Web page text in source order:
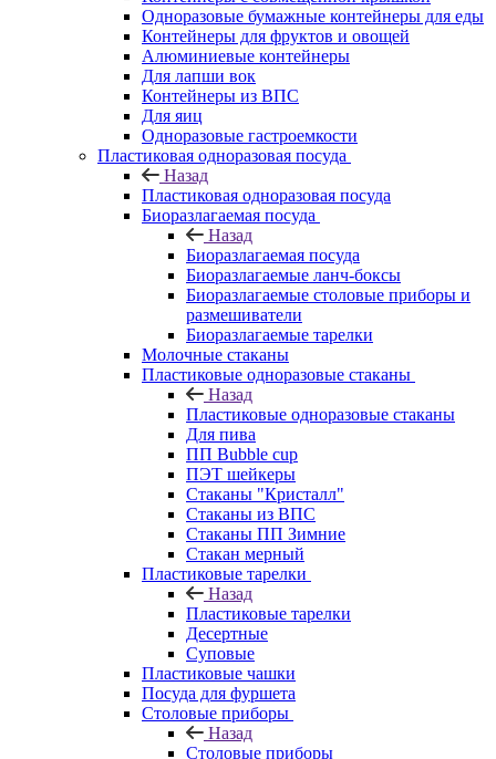
Одноразовые бумажные контейнеры для еды
Контейнеры для фруктов и овощей
Алюминиевые контейнеры
Для лапши вок
Контейнеры из ВПС
Для яиц
Одноразовые гастроемкости
Пластиковая одноразовая посуда
Назад
Пластиковая одноразовая посуда
Биоразлагаемая посуда
Назад
Биоразлагаемая посуда
Биоразлагаемые ланч-боксы
Биоразлагаемые столовые приборы и
размешиватели
Биоразлагаемые тарелки
Молочные стаканы
Пластиковые одноразовые стаканы
Назад
Пластиковые одноразовые стаканы
Для пива
ПП Bubble cup
ПЭТ шейкеры
Стаканы "Кристалл"
Стаканы из ВПС
Стаканы ПП Зимние
Стакан мерный
Пластиковые тарелки
Назад
Пластиковые тарелки
Десертные
Суповые
Пластиковые чашки
Посуда для фуршета
Столовые приборы
Назад
Столовые приборы